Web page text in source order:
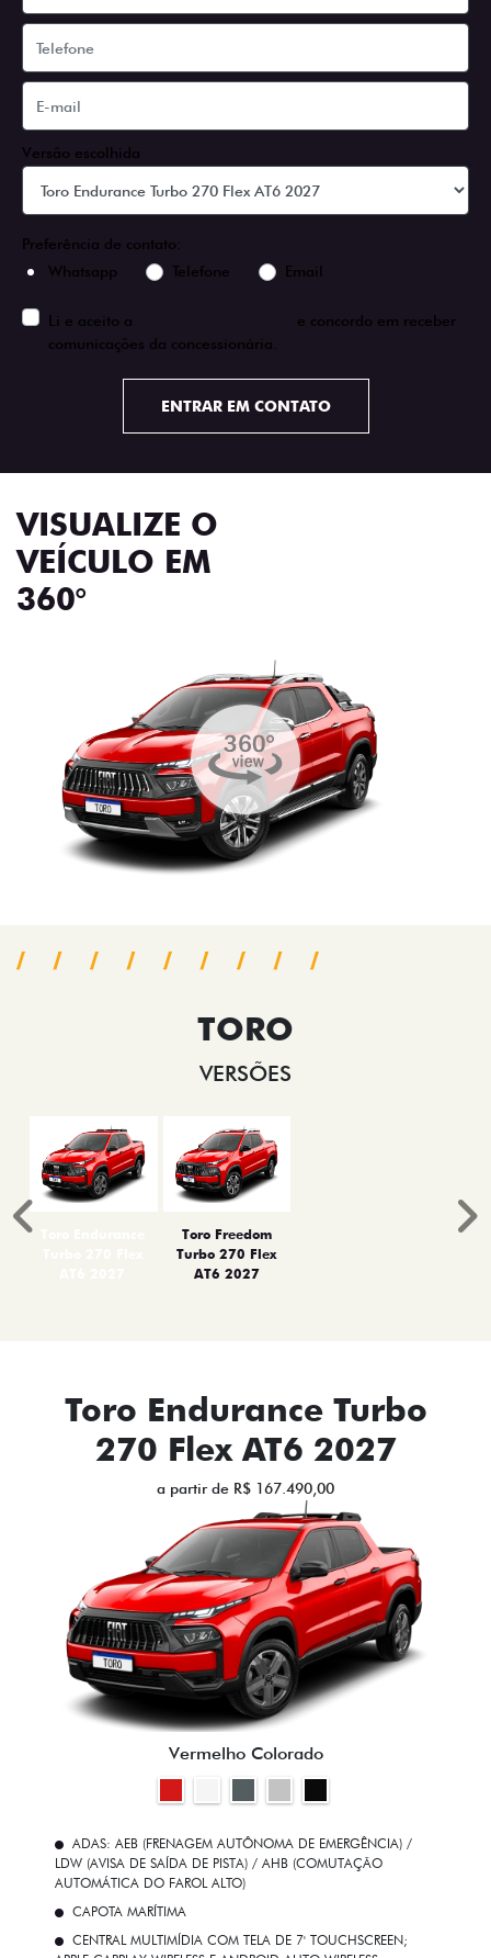
Versão escolhida
Preferência de contato:
Whatsapp
Telefone Email
Li e aceito a
e concordo em receber
comunicações da concessionária.
ENTRAR EM CONTATO
VISUALIZE O
VEÍCULO EM
360°
TORO
VERSÕES
Toro Freedom
Turbo 270 Flex
AT6 2027
Anterior
Toro Endurance Turbo
270 Flex AT6 2027
a partir de R$ 167.490,00
Vermelho Colorado
ADAS: AEB (FRENAGEM AUTÔNOMA DE EMERGÊNCIA) /
LDW (AVISA DE SAÍDA DE PISTA) / AHB (COMUTAÇÃO
AUTOMÁTICA DO FAROL ALTO)
CAPOTA MARÍTIMA
CENTRAL MULTIMÍDIA COM TELA DE 7' TOUCHSCREEN;